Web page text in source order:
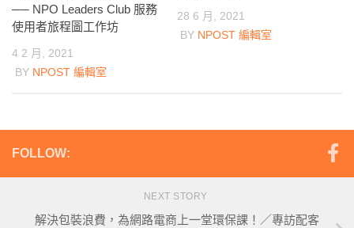
── NPO Leaders Club 服務
使用者旅程圖工作坊
4 2 月, 2021
BY NPOST 編輯室
28 6 月, 2021
BY NPOST 編輯室
FOLLOW:
NEXT STORY
解決包裝浪費，為網路電商上一堂環保課！／專訪配客